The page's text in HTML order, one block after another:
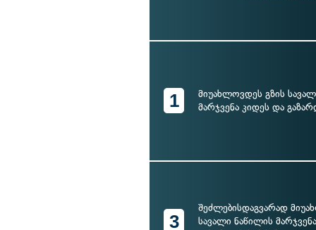
1
მიუახლოვდეს გზის
მარჯვენა კიდეს და
3
შეძლებისდაგვარად
სავალი ნაწილის